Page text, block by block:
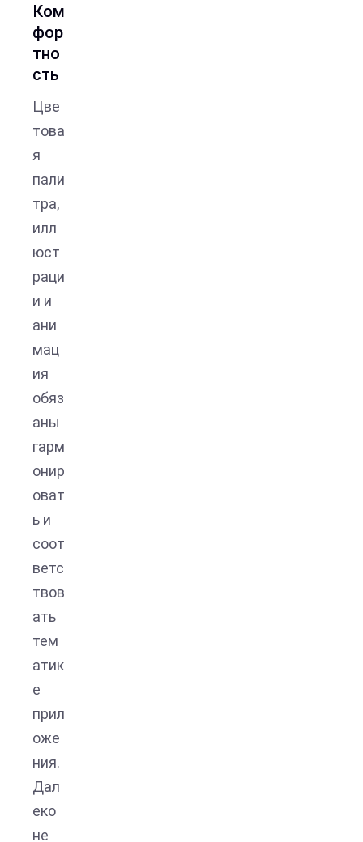
Ком
фор
тно
сть
Цве
това
я
пали
тра,
илл
юст
раци
и и
ани
мац
ия
обяз
аны
гарм
онир
оват
ь и
соот
ветс
твов
ать
тем
атик
е
прил
оже
ния.
Дал
еко
не